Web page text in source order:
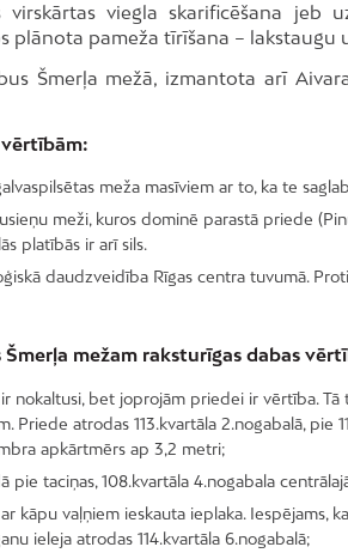
viegla skarificēšana jeb
plānota pameža tīrīšana – lakstaugu
Šmerļa mežā, izmantota arī
vērtībām:
meža masīviem ar to, ka te
meži, kuros dominē parastā priede
platībās ir arī sils.
daudzveidība Rīgas centra tuvumā.
mežam raksturīgas dabas
ir nokaltusi, bet joprojām priedei ir vērtība.
Priede atrodas 113.kvartāla 2.nogabalā, pie
apkārtmērs ap 3,2 metri;
pie taciņas, 108.kvartāla 4.nogabala
kāpu vaļņiem ieskauta ieplaka. Iespējams,
ieleja atrodas 114.kvartāla 6.nogabalā;